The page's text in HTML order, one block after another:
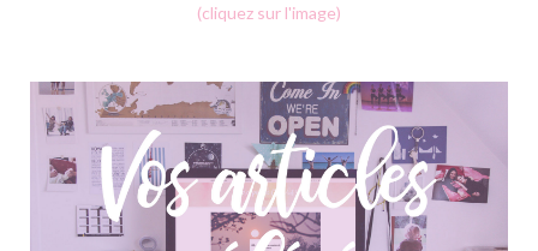
(cliquez sur l'image)